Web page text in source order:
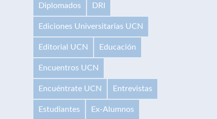
Diplomados DRI
Ediciones Universitarias UCN
Editorial UCN Educación
Encuentros UCN
Encuéntrate UCN Entrevistas
Estudiantes Ex-Alumnos